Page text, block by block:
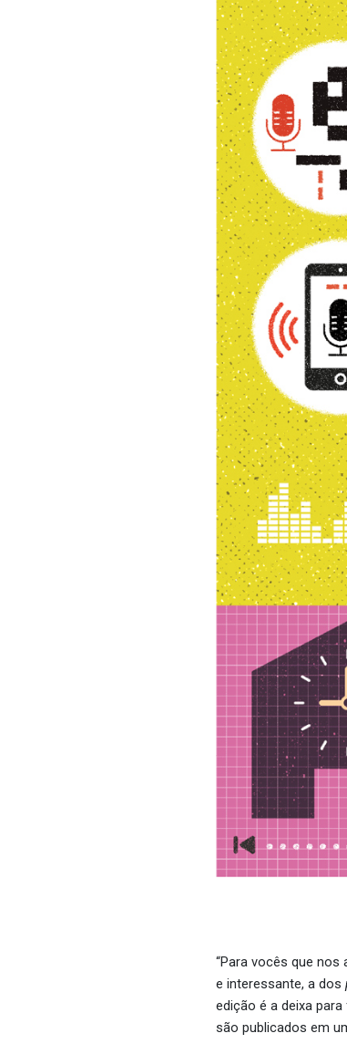
“Para vocês que
e interessante, a dos
edição é a deixa
são publicados em